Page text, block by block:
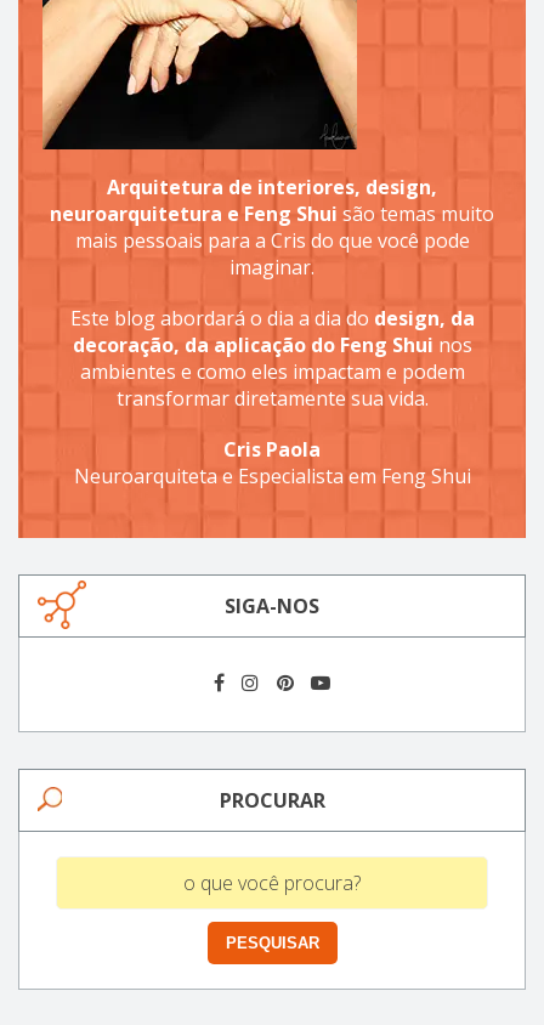
Arquitetura de interiores, design,
neuroarquitetura e Feng Shui são temas muito
mais pessoais para a Cris do que você pode
imaginar.
Este blog abordará o dia a dia do design, da
decoração, da aplicação do Feng Shui nos
ambientes e como eles impactam e podem
transformar diretamente sua vida.
Cris Paola
Neuroarquiteta e Especialista em Feng Shui
SIGA-NOS
PROCURAR